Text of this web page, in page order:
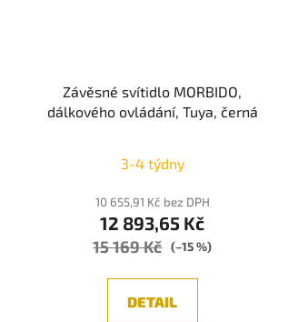
Závěsné svítidlo MORBIDO,
dálkového ovládání, Tuya, černá
3-4 týdny
10 655,91 Kč bez DPH
12 893,65 Kč
15 169 Kč (–15 %)
DETAIL